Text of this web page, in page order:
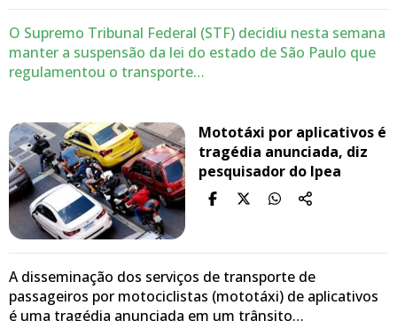
O Supremo Tribunal Federal (STF) decidiu nesta semana
manter a suspensão da lei do estado de São Paulo que
regulamentou o transporte…
Mototáxi por aplicativos é
tragédia anunciada, diz
pesquisador do Ipea
A disseminação dos serviços de transporte de
passageiros por motociclistas (mototáxi) de aplicativos
é uma tragédia anunciada em um trânsito…